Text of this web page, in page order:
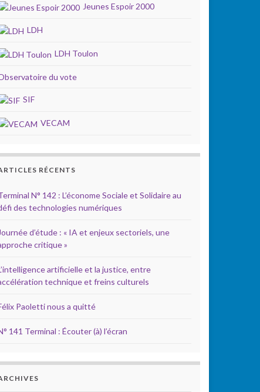
Jeunes Espoir 2000
LDH
LDH Toulon
du vote
SIF
VECAM
RÉCENTS
N° 142 : L’économe Sociale et Solidaire au
des technologies numériques
Journée d’étude : « IA et enjeux sectoriels, une
critique »
artificielle et la justice, entre
technique et freins culturels
Paoletti nous a quitté
141 Terminal : Écouter (à) l’écran